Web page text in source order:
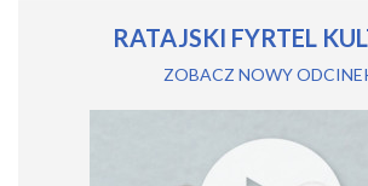
RATAJSKI FYRTEL
ZOBACZ NOWY